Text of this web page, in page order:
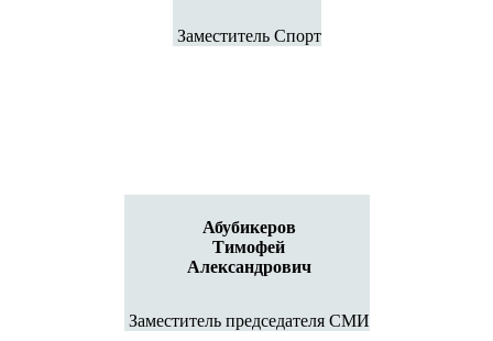
Заместитель Спорт
Абубикеров
Тимофей
Александрович
Заместитель председателя СМИ